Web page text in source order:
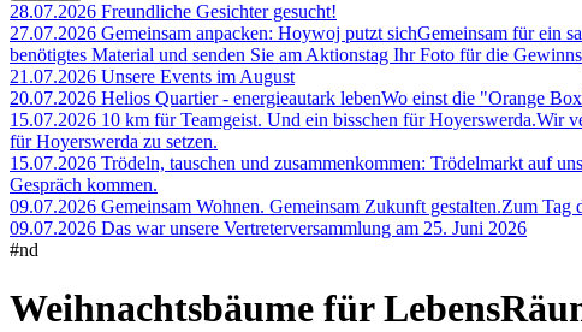
28.07.2026 Freundliche Gesichter gesucht!
27.07.2026 Gemeinsam anpacken: Hoywoj putzt sichGemeinsam für ein
benötigtes Material und senden Sie am Aktionstag Ihr Foto für die
21.07.2026 Unsere Events im August
20.07.2026 Helios Quartier - energieautark lebenWo einst die "Orange
15.07.2026 10 km für Teamgeist. Und ein bisschen für Hoyerswerda.Wir
für Hoyerswerda zu setzen.
15.07.2026 Trödeln, tauschen und zusammenkommen: Trödelmarkt auf
Gespräch kommen.
09.07.2026 Gemeinsam Wohnen. Gemeinsam Zukunft gestalten.Zum Tag
09.07.2026 Das war unsere Vertreterversammlung am 25. Juni 2026
#nd
Weihnachtsbäume für